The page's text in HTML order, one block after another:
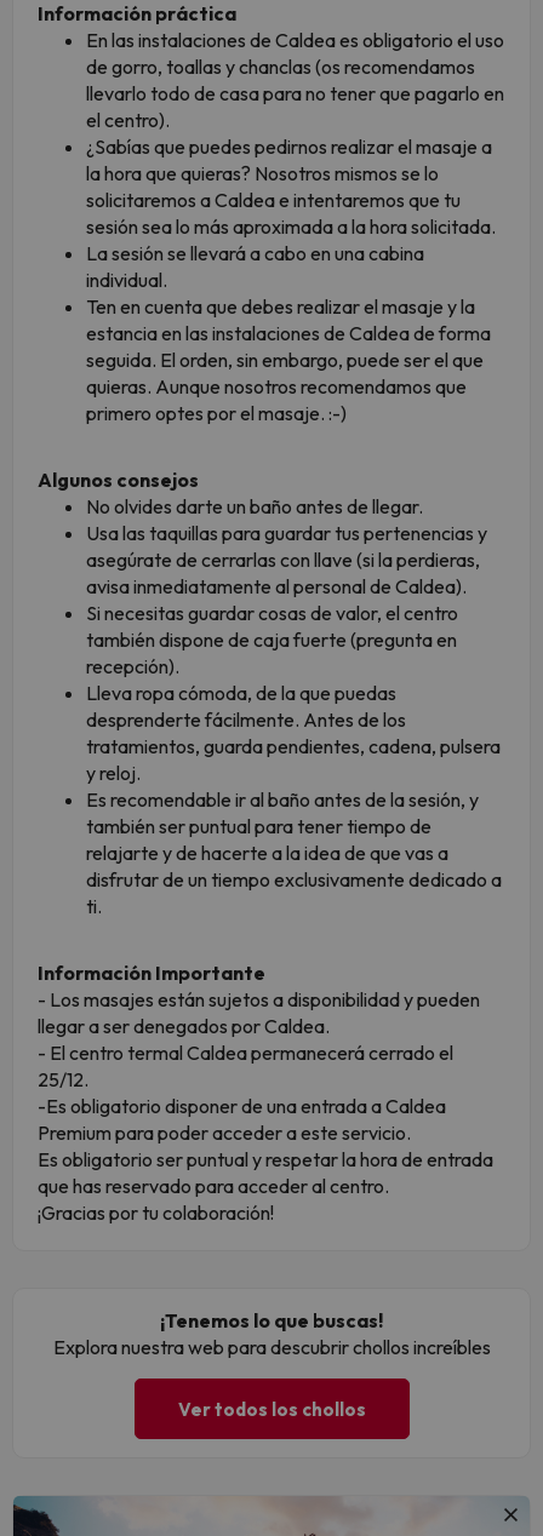
Información práctica
En las instalaciones de Caldea es obligatorio el uso
de gorro, toallas y chanclas (os recomendamos
llevarlo todo de casa para no tener que pagarlo en
el centro).
¿Sabías que puedes pedirnos realizar el masaje a
la hora que quieras? Nosotros mismos se lo
solicitaremos a Caldea e intentaremos que tu
sesión sea lo más aproximada a la hora solicitada.
La sesión se llevará a cabo en una cabina
individual.
Ten en cuenta que debes realizar el masaje y la
estancia en las instalaciones de Caldea de forma
seguida. El orden, sin embargo, puede ser el que
quieras. Aunque nosotros recomendamos que
primero optes por el masaje. :-)
Algunos consejos
No olvides darte un baño antes de llegar.
Usa las taquillas para guardar tus pertenencias y
asegúrate de cerrarlas con llave (si la perdieras,
avisa inmediatamente al personal de Caldea).
Si necesitas guardar cosas de valor, el centro
también dispone de caja fuerte (pregunta en
recepción).
Lleva ropa cómoda, de la que puedas
desprenderte fácilmente. Antes de los
tratamientos, guarda pendientes, cadena, pulsera
y reloj.
Es recomendable ir al baño antes de la sesión, y
también ser puntual para tener tiempo de
relajarte y de hacerte a la idea de que vas a
disfrutar de un tiempo exclusivamente dedicado a
ti.
Información Importante
- Los masajes están sujetos a disponibilidad y pueden
llegar a ser denegados por Caldea.
- El centro termal Caldea permanecerá cerrado el
25/12.
-Es obligatorio disponer de una entrada a Caldea
Premium para poder acceder a este servicio.
Es obligatorio ser puntual y respetar la hora de entrada
que has reservado para acceder al centro.
¡Gracias por tu colaboración!
¡Tenemos lo que buscas!
Explora nuestra web para descubrir chollos increíbles
Ver todos los chollos